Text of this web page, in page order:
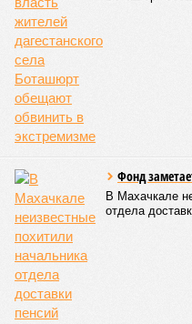
топ-5 антирейтинга по детской
Кабардино-Балкария и
антирейтинга по детской
Тревожная